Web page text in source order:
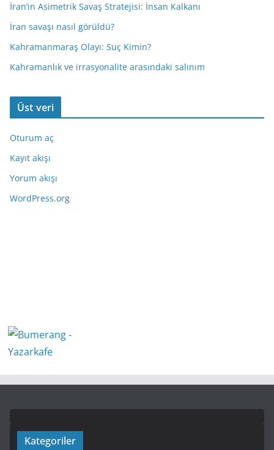
İran’ın Asimetrik Savaş Stratejisi: İnsan Kalkanı
İran savaşı nasıl görüldü?
Kahramanmaraş Olayı: Suç Kimin?
Kahramanlık ve irrasyonalite arasındaki salınım
Üst veri
Oturum aç
Kayıt akışı
Yorum akışı
WordPress.org
Kategoriler